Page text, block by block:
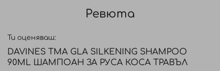
Ода на дивото Средиземноморие – този аромат
ирис и ценни дървесни нотки.
Релаксиращ и обгръщащ, той създава и
молекулярното усещане за високоефективен
Ревюта
Ти оценяваш:
DAVINES TMA GLA SILKENING SHAMPOO
90ML ШАМПОАН ЗА РУСА КОСА ТРАВЪЛ